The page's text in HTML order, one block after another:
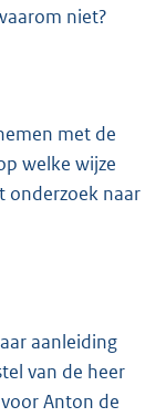
niet?
met de
welke wijze
onderzoek naar
aanleiding
van de heer
Anton de